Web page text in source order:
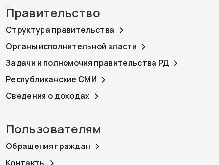
Правительство
Структура правительства
Органы исполнительной власти
Задачи и полномочия правительства РД
Республиканские СМИ
Сведения о доходах
Пользователям
Обращения граждан
Контакты